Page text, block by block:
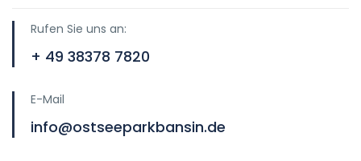
Rufen Sie uns an:
+ 49 38378 7820
E-Mail
info@ostseeparkbansin.de